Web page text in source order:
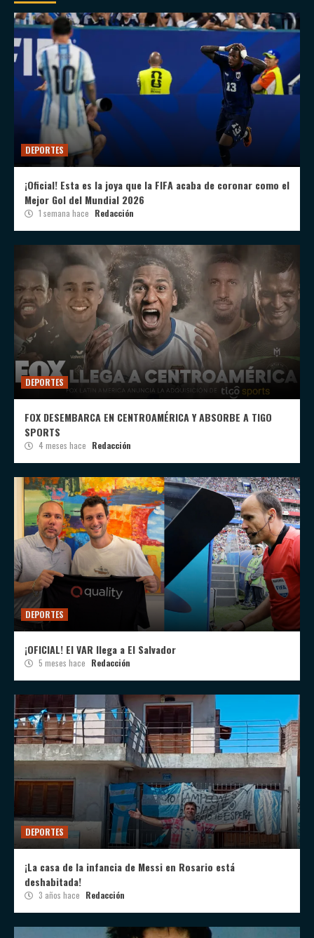
DEPORTES
¡Oficial! Esta es la joya que la FIFA acaba de coronar como el
Mejor Gol del Mundial 2026
1 semana hace Redacción
DEPORTES
FOX DESEMBARCA EN CENTROAMÉRICA Y ABSORBE A TIGO
SPORTS
4 meses hace Redacción
DEPORTES
¡OFICIAL! El VAR llega a El Salvador
5 meses hace Redacción
DEPORTES
¡La casa de la infancia de Messi en Rosario está
deshabitada!
3 años hace Redacción